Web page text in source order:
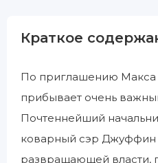
Краткое
По приглашению
прибывает очень
Почтеннейший
коварный сэр Джуффин
развращающей власти,